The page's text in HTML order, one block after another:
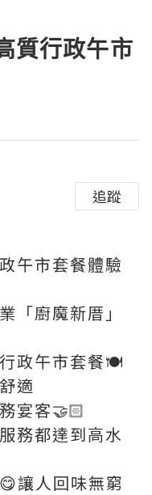
質行政午市
追蹤
午市套餐體驗
「廚魔新厝」
政午市套餐🍽️
適
宴客🤝🏻
務都達到高水
讓人回味無窮